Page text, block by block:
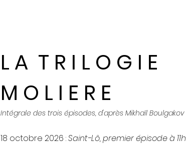
L A T R I L O G I E
M O L I E R E
Intégrale des trois épisodes, d'après Mikhaïl Boulgakov
18 octobre 2026 :Saint-Lô, premier épisode à 11h